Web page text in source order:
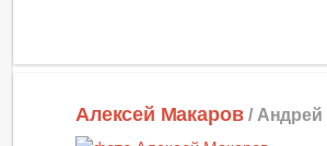
Алексей Макаров / Андрей